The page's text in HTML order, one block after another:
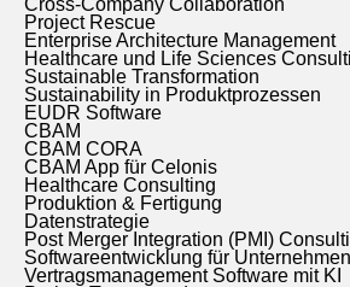
Project Rescue
Enterprise Architecture Management
Healthcare und Life Sciences
Sustainable Transformation
Sustainability in Produktprozessen
EUDR Software
CBAM
CBAM CORA
CBAM App für Celonis
Healthcare Consulting
Produktion & Fertigung
Datenstrategie
Post Merger Integration (PMI)
Softwareentwicklung für Unternehmen
Vertragsmanagement Software mit KI